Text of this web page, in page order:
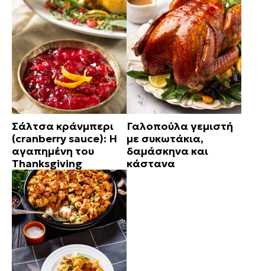
Σάλτσα κράνμπερι
(cranberry sauce): Η
αγαπημένη του
Thanksgiving
Γαλοπούλα γεμιστή
με συκωτάκια,
δαμάσκηνα και
κάστανα